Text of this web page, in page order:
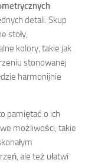
detali. Skup
stoły,
kolory, takie jak
stonowanej
harmonijnie
pamiętać o ich
możliwości, takie
ale też ułatwi